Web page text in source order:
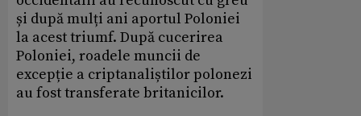
și după mulți ani aportul Poloniei
la acest triumf. După cucerirea
Poloniei, roadele muncii de
excepție a criptanaliștilor polonezi
au fost transferate britanicilor.